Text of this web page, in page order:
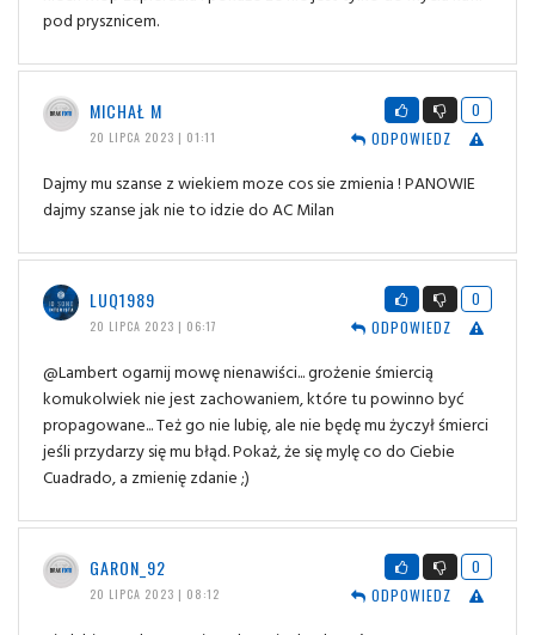
pod prysznicem.
MICHAŁ M
20 LIPCA 2023 | 01:11
0
ODPOWIEDZ
Dajmy mu szanse z wiekiem moze cos sie zmienia ! PANOWIE
dajmy szanse jak nie to idzie do AC Milan
LUQ1989
20 LIPCA 2023 | 06:17
0
ODPOWIEDZ
@Lambert ogarnij mowę nienawiści... grożenie śmiercią
komukolwiek nie jest zachowaniem, które tu powinno być
propagowane... Też go nie lubię, ale nie będę mu życzył śmierci
jeśli przydarzy się mu błąd. Pokaż, że się mylę co do Ciebie
Cuadrado, a zmienię zdanie ;)
GARON_92
20 LIPCA 2023 | 08:12
0
ODPOWIEDZ